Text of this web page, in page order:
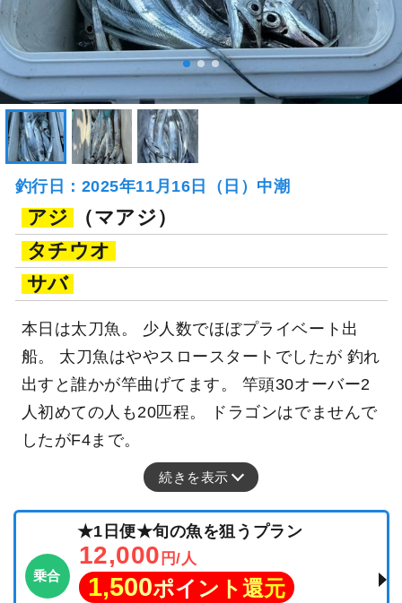
釣行日：2025年11月16日（日）中潮
アジ
（マアジ）
タチウオ
サバ
本日は太刀魚。 少人数でほぼプライベート出
船。 太刀魚はややスロースタートでしたが 釣れ
出すと誰かが竿曲げてます。 竿頭30オーバー2
人初めての人も20匹程。 ドラゴンはでませんで
したがF4まで。
続きを表示
乗合
★1日便★旬の魚を狙うプラン
12,000 円/人
1,500ポイント還元